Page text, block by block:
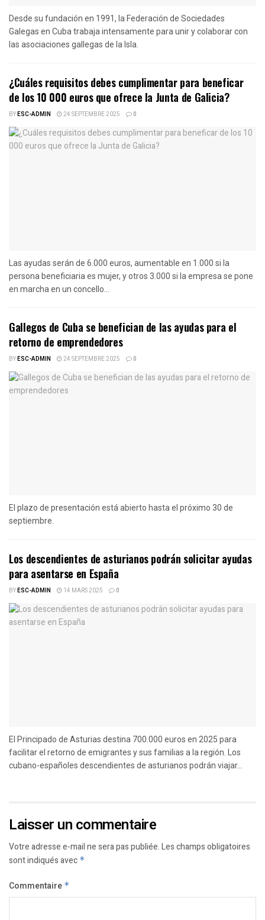
Desde su fundación en 1991, la Federación de Sociedades
Galegas en Cuba trabaja intensamente para unir y colaborar con
las asociaciones gallegas de la Isla.
¿Cuáles requisitos debes cumplimentar para beneficar
de los 10 000 euros que ofrece la Junta de Galicia?
BYESC-ADMIN 24 SEPTEMBRE 2025 0
Las ayudas serán de 6.000 euros, aumentable en 1.000 si la
persona beneficiaria es mujer, y otros 3.000 si la empresa se pone
en marcha en un concello...
Gallegos de Cuba se benefician de las ayudas para el
retorno de emprendedores
BYESC-ADMIN 24 SEPTEMBRE 2025 0
El plazo de presentación está abierto hasta el próximo 30 de
septiembre.
Los descendientes de asturianos podrán solicitar ayudas
para asentarse en España
BYESC-ADMIN 14 MARS 2025 0
El Principado de Asturias destina 700.000 euros en 2025 para
facilitar el retorno de emigrantes y sus familias a la región. Los
cubano-españoles descendientes de asturianos podrán viajar...
Laisser un commentaire
Votre adresse e-mail ne sera pas publiée.Les champs obligatoires
sont indiqués avec *
Commentaire *